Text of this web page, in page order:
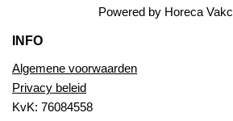
Powered by Horeca
INFO
Algemene voorwaarden
Privacy beleid
KvK: 76084558